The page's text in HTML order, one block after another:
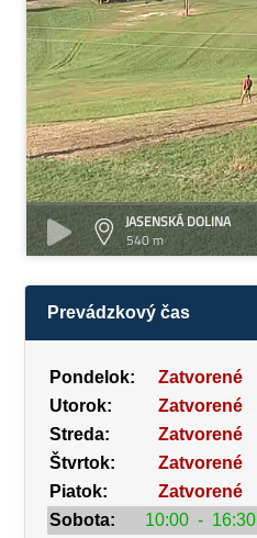
JASENSKÁ DOLINA
540 m
Prevádzkový čas
Pondelok:
Zatvorené
Utorok:
Zatvorené
Streda:
Zatvorené
Štvrtok:
Zatvorené
Piatok:
Zatvorené
Sobota:
10:00 - 16:30